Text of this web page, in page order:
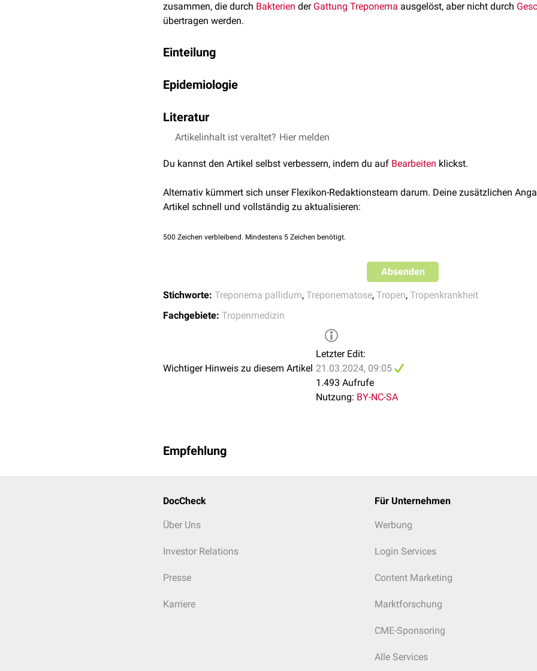
zusammen, die durch Bakterien der Gattung Treponema ausgelöst, aber nicht durch
übertragen werden.
Einteilung
Frambösie(Treponema pallidum pertenue
Angina Plaut-Vincenti
Bejel(Treponema pallidum endemicum
Epidemiologie
sozioökonomischen Standards auf. Betroffen sind häufig Kinder unter 15 Jahren, die
Hautkontaktinfizieren.Hautläsionenbegünstigen die Übertragung.
Literatur
Medizinische Mikrobiologie, Suerbaum, 9. Auflage, Springer Verlag
Artikelinhalt ist veraltet? Hier melden
Du kannst den Artikel selbst verbessern, indem du auf Bearbeiten klickst.
Alternativ kümmert sich unser Flexikon-Redaktionsteam darum. Deine zusätzlichen
Artikel schnell und vollständig zu aktualisieren:
500 Zeichen verbleibend. Mindestens 5 Zeichen benötigt.
Absenden
Stichworte: Treponema pallidum, Treponematose, Tropen, Tropenkrankheit
Fachgebiete: Tropenmedizin
Wichtiger Hinweis zu diesem Artikel
Letzter Edit:
21.03.2024, 09:05
1.493 Aufrufe
Nutzung: BY-NC-SA
Empfehlung
DocCheck
Über Uns
Investor Relations
Presse
Karriere
Für Unternehmen
Werbung
Login Services
Content Marketing
Marktforschung
CME-Sponsoring
Alle Services